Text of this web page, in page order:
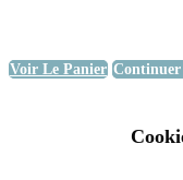
Voir Le Panier Continuer